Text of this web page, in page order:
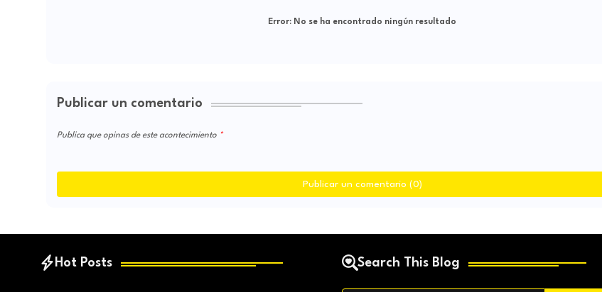
Error: No se ha encontrado ningún resultado
Publicar un comentario
Publica que opinas de este acontecimiento
Publicar un comentario (0)
Hot Posts Search This Blog